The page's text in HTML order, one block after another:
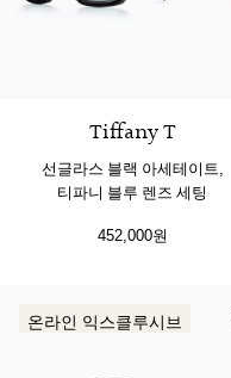
Tiffany T
선글라스 블랙 아세테이트,
티파니 블루 렌즈 세팅
452,000원
온라인 익스클루시브